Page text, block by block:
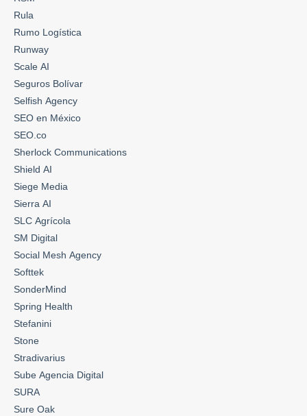
Rula
Rumo Logística
Runway
Scale AI
Seguros Bolívar
Selfish Agency
SEO en México
SEO.co
Sherlock Communications
Shield AI
Siege Media
Sierra AI
SLC Agrícola
SM Digital
Social Mesh Agency
Softtek
SonderMind
Spring Health
Stefanini
Stone
Stradivarius
Sube Agencia Digital
SURA
Sure Oak